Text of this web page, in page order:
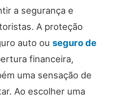
a segurança e
A proteção
auto ou seguro de
financeira,
uma sensação de
Ao escolher uma